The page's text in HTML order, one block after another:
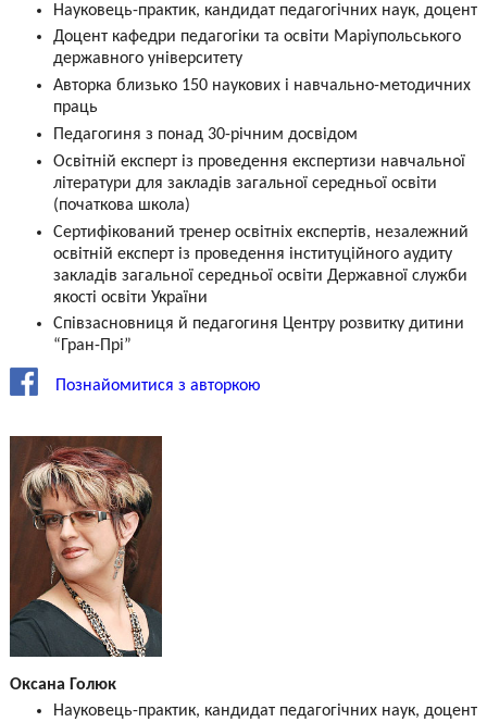
Науковець-практик, кандидат педагогічних наук, доцент
Доцент кафедри педагогіки та освіти Маріупольського
державного університету
Авторка близько 150 наукових і навчально-методичних
праць
Педагогиня з понад 30-річним досвідом
Освітній експерт із проведення експертизи навчальної
літератури для закладів загальної середньої освіти
(початкова школа)
Сертифікований тренер освітніх експертів, незалежний
освітній експерт із проведення інституційного аудиту
закладів загальної середньої освіти Державної служби
якості освіти України
Співзасновниця й педагогиня Центру розвитку дитини
“Гран-Прі”
Познайомитися з авторкою
Оксана Голюк
Науковець-практик, кандидат педагогічних наук, доцент